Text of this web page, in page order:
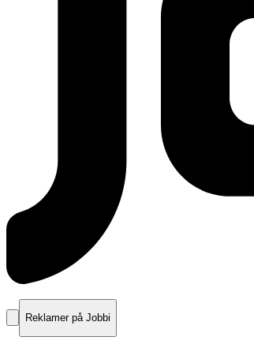
Reklamer på Jobbi